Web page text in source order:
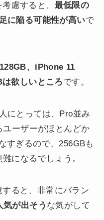
慮すると、 最低限の
に陥る可能性が高いで
、iPhone 11
欲しいところです。
にとっては、Pro並み
ーザーがほとんどか
すぎるので、256GBも
になるでしょう。
ると、非常にバラン
気が出そう な気がして